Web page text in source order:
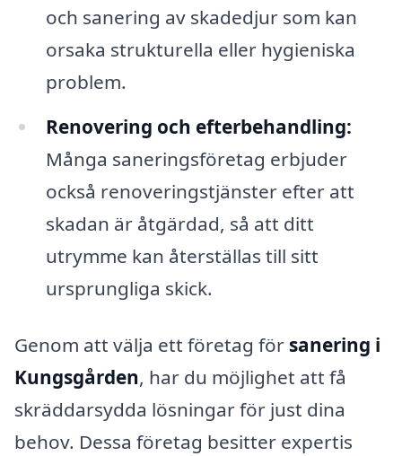
och sanering av skadedjur som kan
orsaka strukturella eller hygieniska
problem.
Renovering och efterbehandling:
Många saneringsföretag erbjuder
också renoveringstjänster efter att
skadan är åtgärdad, så att ditt
utrymme kan återställas till sitt
ursprungliga skick.
Genom att välja ett företag för sanering i
Kungsgården, har du möjlighet att få
skräddarsydda lösningar för just dina
behov. Dessa företag besitter expertis